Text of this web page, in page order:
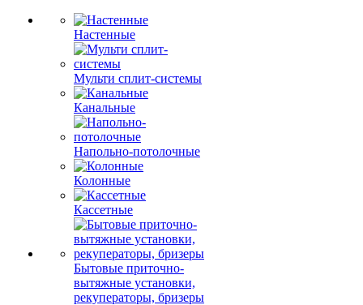
Настенные
Мульти сплит-системы
Канальные
Напольно-потолочные
Колонные
Кассетные
Бытовые приточно-
вытяжные установки,
рекуператоры, бризеры